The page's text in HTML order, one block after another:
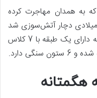
به همدان مهاجرت کرده
بودند. این مدرسه یک‌بار در سال 1941 میلادی دچار آتش‌سوزی شد
که مورد بازسازی قرار گرفت. به طوری که دارای یک طبقه با 7 کلاس
دارد.